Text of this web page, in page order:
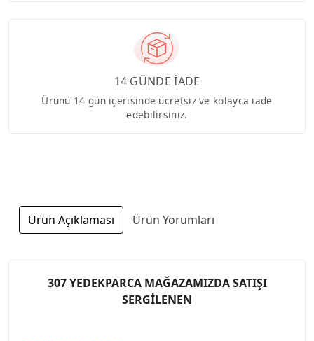
14 GÜNDE İADE
Ürünü 14 gün içerisinde ücretsiz ve kolayca iade
edebilirsiniz.
Ürün Açıklaması Ürün Yorumları
307 YEDEKPARCA MAĞAZAMIZDA SATIŞI
SERGİLENEN